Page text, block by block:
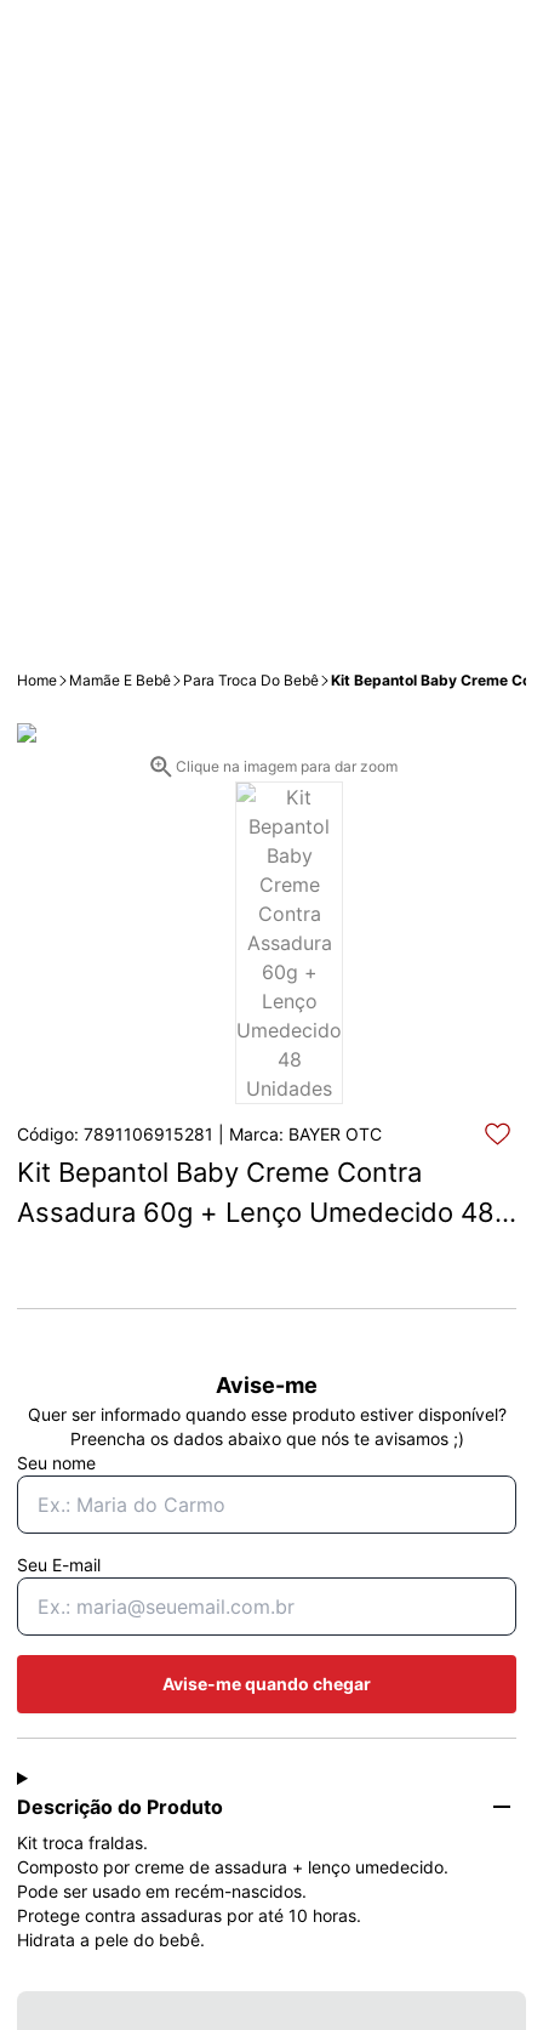
Home Mamãe E Bebê Para Troca Do Bebê Kit Bepantol Baby Creme
Clique na imagem para dar zoom
Código: 7891106915281 | Marca: BAYER OTC
Kit Bepantol Baby Creme Contra
Assadura 60g + Lenço Umedecido 48
Avise-me
Quer ser informado quando esse produto estiver disponível?
Preencha os dados abaixo que nós te avisamos ;)
Seu nome
Seu E-mail
Avise-me quando chegar
Descrição do Produto
Kit troca fraldas.
Composto por creme de assadura + lenço umedecido.
Pode ser usado em recém-nascidos.
Protege contra assaduras por até 10 horas.
Hidrata a pele do bebê.